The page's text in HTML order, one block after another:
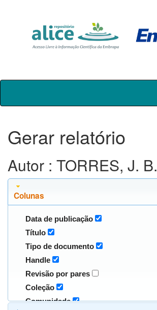
Skip
Gerar relatório
Autor : TORRES, J. B.
Colunas
Data de publicação
Título
Tipo de documento
Handle
Revisão por pares
Coleção
Comunidade